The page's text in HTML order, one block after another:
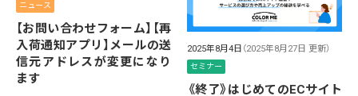
ニュース
【お問い合わせフォーム】【再
入荷通知アプリ】メールの送
信元アドレスが変更になり
ます
2025年8月4日 （2025年8月27日 更新）
セミナー
《終了》はじめてのECサイト